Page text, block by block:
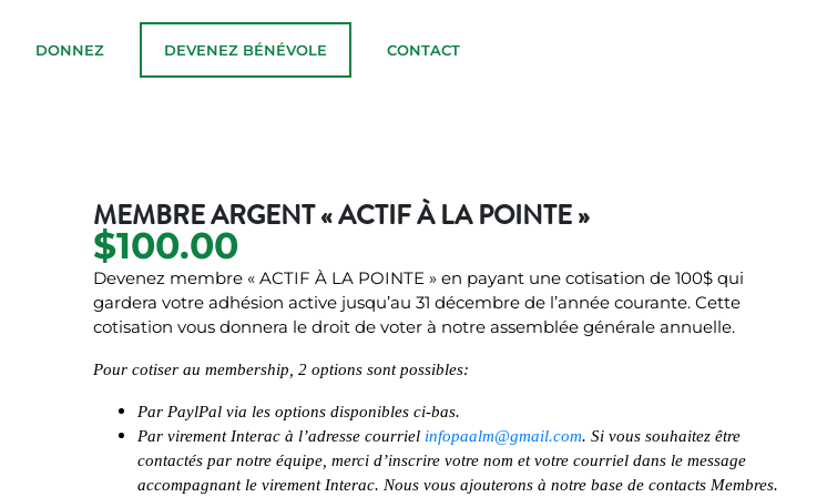
DONNEZ DEVENEZ BÉNÉVOLE CONTACT
MEMBRE ARGENT « ACTIF À LA POINTE »
$100.00
Devenez membre « ACTIF À LA POINTE » en payant une cotisation de 100$ qui
gardera votre adhésion active jusqu’au 31 décembre de l’année courante. Cette
cotisation vous donnera le droit de voter à notre assemblée générale annuelle.
Pour cotiser au membership, 2 options sont possibles:
Par PaylPal via les options disponibles ci-bas.
Par virement Interac à l’adresse courriel infopaalm@gmail.com. Si vous souhaitez être
contactés par notre équipe, merci d’inscrire votre nom et votre courriel dans le message
accompagnant le virement Interac. Nous vous ajouterons à notre base de contacts Membres.